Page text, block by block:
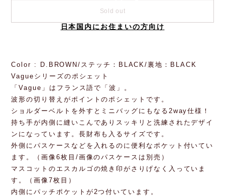
Sold out
日本国内にお住まいの方向け
Color : D.BROWN/ステッチ：BLACK/裏地：BLACK
Vagueシリーズのポシェット
「Vague」はフランス語で「波」。
波形の切り替えがポイントのポシェットです。
ショルダーベルトを外すとミニバッグにもなる2way仕様！
持ち手が内側に縫いこんでありスッキリと洗練されたデザイ
ンになっています。長財布も入るサイズです。
外側にパスケースなどを入れるのに便利なポケット付いてい
ます。（画像6枚目/画像のパスケースは別売）
マスコットのエスカルゴの焼き印がさりげなく入っていま
す。（画像7枚目）
内側にパッチポケットが2つ付いています。